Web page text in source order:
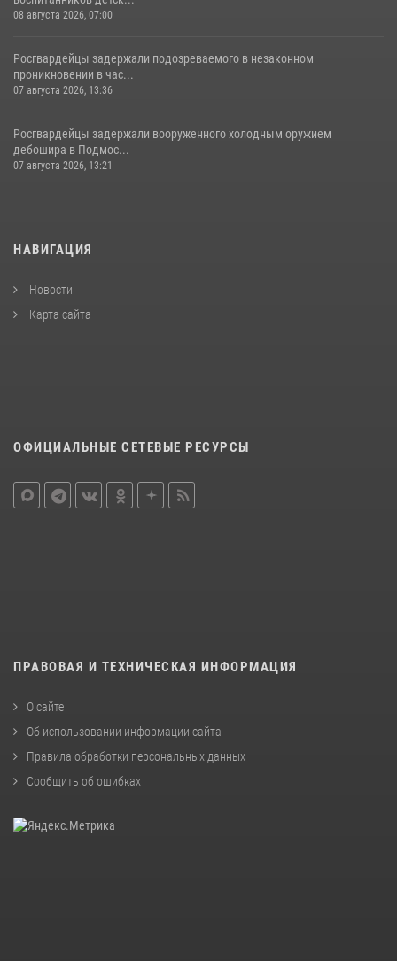
08 августа 2026, 07:00
Росгвардейцы задержали подозреваемого в незаконном
проникновении в час...
07 августа 2026, 13:36
Росгвардейцы задержали вооруженного холодным оружием
дебошира в Подмос...
07 августа 2026, 13:21
НАВИГАЦИЯ
Новости
Карта сайта
ОФИЦИАЛЬНЫЕ СЕТЕВЫЕ РЕСУРСЫ
ПРАВОВАЯ И ТЕХНИЧЕСКАЯ ИНФОРМАЦИЯ
О сайте
Об использовании информации сайта
Правила обработки персональных данных
Сообщить об ошибках